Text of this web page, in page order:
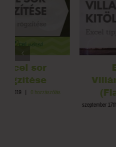
Villámkitöltés
(Flash Fill)
0 hozzászólás